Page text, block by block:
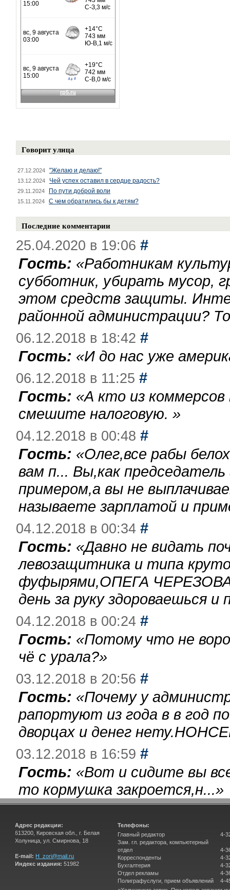
Говорит улица
27.12.2024 "Желаю и делаю!"
13.12.2024 Чей успех оставил в сердце радость?
29.11.2024 По пути доброй воли
15.11.2024 С чем обратились бы к детям?
Последние комментарии
25.04.2020 в 19:06 #
Гость: «Работникам
субботник, убирать мусор,
этом средств защиты.
районной администрации?
06.12.2018 в 18:42 #
Гость: «И до нас уже
06.12.2018 в 11:25 #
Гость: «А кто из
смешите налоговую. »
04.12.2018 в 00:48 #
Гость: «Олег,все рабы
вам п... Вы,как
примером,а вы не
называете зарплатой и
04.12.2018 в 00:34 #
Гость: «Давно не видать
левозащитника и типа
фуфырями,ОПЕГА
день за руку здороваешься
04.12.2018 в 00:24 #
Гость: «Потому что не
чё с урала?»
03.12.2018 в 20:56 #
Гость: «Почему у
рапортуют из года в в год
дворцах и денег
03.12.2018 в 16:59 #
Гость: «Вот и сидите вы
то кормушка закроется,н...»
Адрес редакции:
613200, Кировская обл., г. Белая
Холуница, ул. Смирнова, 18
E-mail: H_zori@mail.ru
Индекс издания: 51982
Телефоны:
Главный редактор
Зам. гл. редактора, компьютерный
отдел
Корреспонденты
Бухгалтерия
Отдел рекламы
Полиграфуслуги, прием объявлений
4-
4-
4-
4-
4-
4-